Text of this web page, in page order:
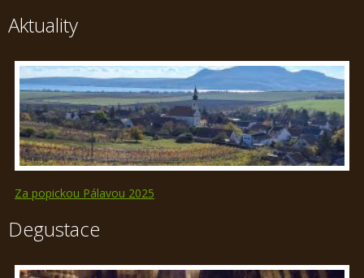
Aktuality
Za popickou Pálavou 2025
Degustace